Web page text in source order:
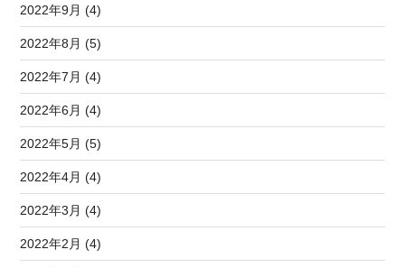
2022年9月 (4)
2022年8月 (5)
2022年7月 (4)
2022年6月 (4)
2022年5月 (5)
2022年4月 (4)
2022年3月 (4)
2022年2月 (4)